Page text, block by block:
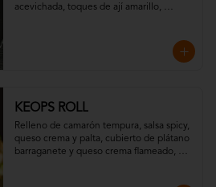
acevichada, toques de ají amarillo,
KEOPS ROLL
Relleno de camarón tempura, salsa spicy,
queso crema y palta, cubierto de plátano
barraganete y queso crema flameado,